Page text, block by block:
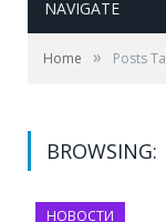
NAVIGATE
Home » Posts
BROWSING:
НОВОСТИ